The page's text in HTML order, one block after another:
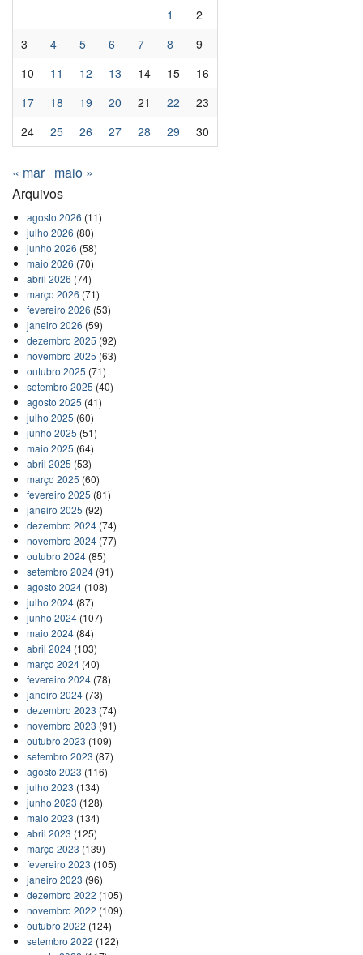
1
2
3
4 5 6 7 8
9
10
11 12 13 14 15
16
17
18 19 20 21 22
23
24
25 26 27 28 29 30
« mar maio »
Arquivos
agosto 2026 (11)
julho 2026 (80)
junho 2026 (58)
maio 2026 (70)
abril 2026 (74)
março 2026 (71)
fevereiro 2026 (53)
janeiro 2026 (59)
dezembro 2025 (92)
novembro 2025 (63)
outubro 2025 (71)
setembro 2025 (40)
agosto 2025 (41)
julho 2025 (60)
junho 2025 (51)
maio 2025 (64)
abril 2025 (53)
março 2025 (60)
fevereiro 2025 (81)
janeiro 2025 (92)
dezembro 2024(74)
novembro 2024(77)
outubro 2024(85)
setembro 2024(91)
agosto 2024(108)
julho 2024(87)
junho 2024(107)
maio 2024(84)
abril 2024(103)
março 2024(40)
fevereiro 2024(78)
janeiro 2024(73)
dezembro 2023 (74)
novembro 2023 (91)
outubro 2023 (109)
setembro 2023 (87)
agosto 2023 (116)
julho 2023 (134)
junho 2023 (128)
maio 2023 (134)
abril 2023 (125)
março 2023 (139)
fevereiro 2023 (105)
janeiro 2023 (96)
dezembro 2022 (105)
novembro 2022 (109)
outubro 2022 (124)
setembro 2022 (122)